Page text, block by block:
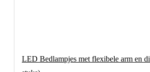
LED Bedlampjes met flexibele arm en